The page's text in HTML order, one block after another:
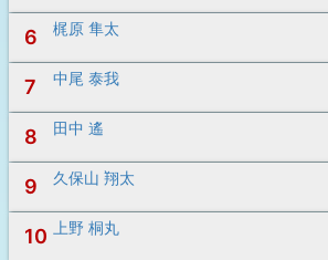
6 梶原 隼太
7 中尾 泰我
8 田中 遙
9 久保山 翔太
10 上野 桐丸